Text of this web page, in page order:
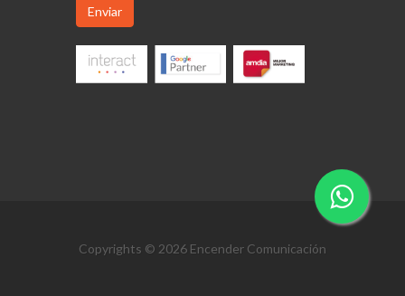
Enviar
Copyrights © 2026 Encender Comunicación